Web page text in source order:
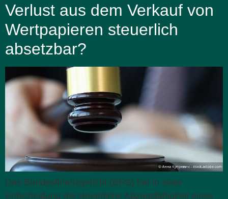
Verlust aus dem Verkauf von
Wertpapieren steuerlich
absetzbar?
Das Bundesfinanzgericht (BFG) hat in einer
Entscheidung die steuerliche Abzugsfähigkeit eines